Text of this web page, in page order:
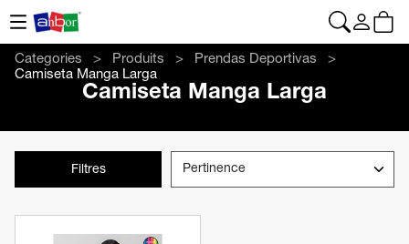
Categories Produits
Prendas Deportivas
Camiseta Manga Larga
Camiseta Manga Larga
Filtres